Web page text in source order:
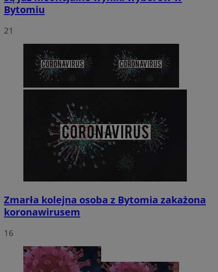
Bytomiu
21
Zmarła kolejna osoba z Bytomia zakażona
koronawirusem
16